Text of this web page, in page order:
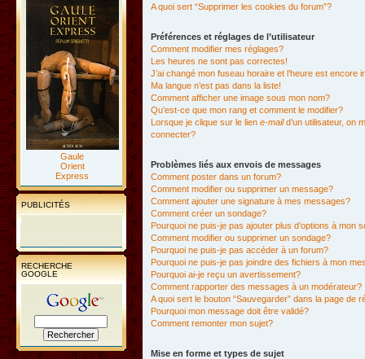
Gaule
Orient
Express
PUBLICITÉS
RECHERCHE
GOOGLE
A quoi sert “Supprimer les cookies du forum”?
Préférences et réglages de l’utilisateur
Comment modifier mes réglages?
Les heures ne sont pas correctes!
J’ai changé mon fuseau horaire et l’heure est encore
Ma langue n’est pas dans la liste!
Comment afficher une image sous mon nom?
Qu’est-ce que mon rang et comment le modifier?
Lorsque je clique sur le lien e-maild’un utilisateur, on
connecter?
Problèmes liés aux envois de messages
Comment poster dans un forum?
Comment modifier ou supprimer un message?
Comment ajouter une signature à mes messages?
Comment créer un sondage?
Pourquoi ne puis-je pas ajouter plus d’options à mon
Comment modifier ou supprimer un sondage?
Pourquoi ne puis-je pas accéder à un forum?
Pourquoi ne puis-je pas joindre des fichiers à mon
Pourquoi ai-je reçu un avertissement?
Comment rapporter des messages à un modérateur?
A quoi sert le bouton “Sauvegarder” dans la page de
Pourquoi mon message doit être validé?
Comment remonter mon sujet?
Mise en forme et types de sujet